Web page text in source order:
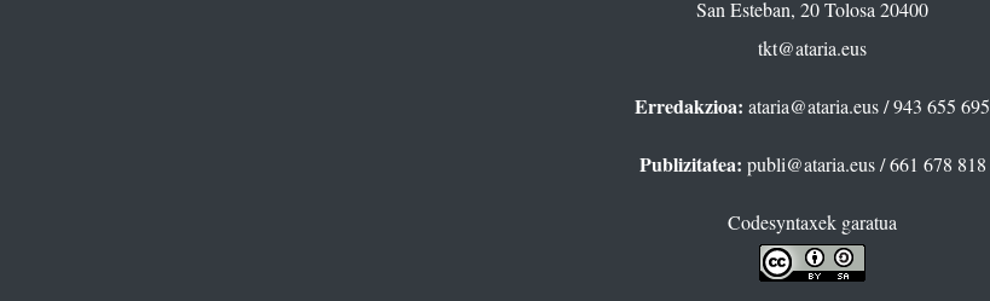
San Esteban, 20 Tolosa 20400
tkt@ataria.eus
Erredakzioa: ataria@ataria.eus/ 943 655 695
Publizitatea: publi@ataria.eus/ 661 678 818
Codesyntaxek garatua